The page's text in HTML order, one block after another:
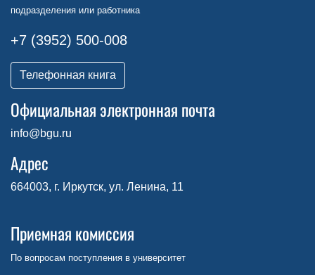
подразделения или работника
+7 (3952) 500-008
Телефонная книга
Официальная электронная почта
info@bgu.ru
Адрес
664003, г. Иркутск, ул. Ленина, 11
Приемная комиссия
По вопросам поступления в университет